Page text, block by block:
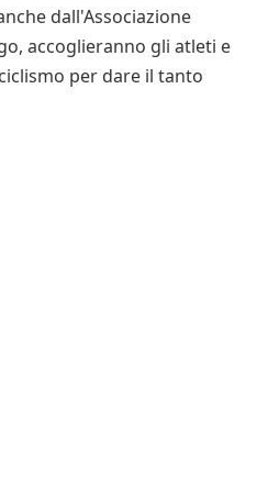
dall'Associazione
accoglieranno gli atleti e
per dare il tanto